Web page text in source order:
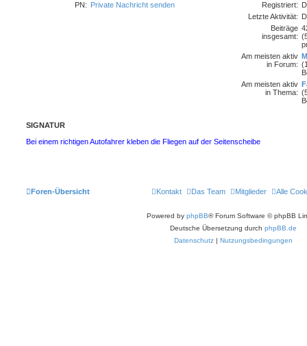
PN: Private Nachricht senden
Registriert:
Letzte Aktivität:
Beiträge
insgesamt:
Am meisten aktiv
in Forum:
Am meisten aktiv
in Thema:
SIGNATUR
Bei einem richtigen Autofahrer kleben die Fliegen auf der Seitenscheibe
Foren-Übersicht Alle
Mitglieder
Das Team
Kontakt
Powered by phpBB® Forum Software © phpBB
Deutsche Übersetzung durch phpBB.de
Datenschutz | Nutzungsbedingungen